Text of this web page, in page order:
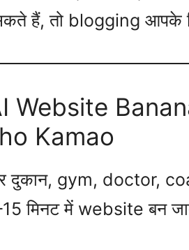
हैं, तो blogging आपके
Website
Kamao
दुकान, gym, doctor,
मिनट में website बन